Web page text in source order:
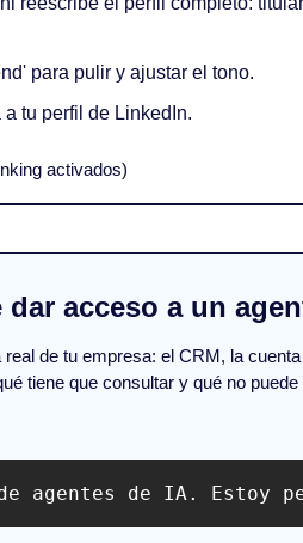
para pulir y ajustar el tono.
tu perfil de LinkedIn.
activados)
acceso a un
de tu empresa: el CRM, la
tiene que consultar y qué no
agentes de IA. Estoy